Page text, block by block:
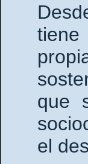
tiene
que
el